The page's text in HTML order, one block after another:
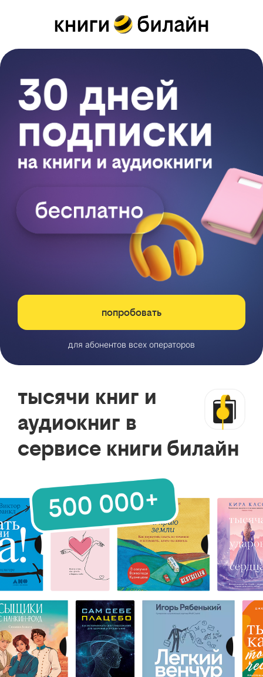
попробовать
для абонентов всех операторов
тысячи книг и
аудиокниг в
сервисе книги билайн